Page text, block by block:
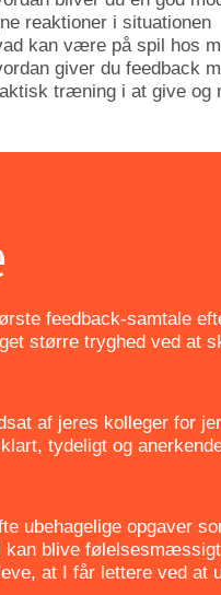
reaktioner i situationen
kan være på spil hos
giver du feedback
træning i at give og
feedback-samtale
større tryghed ved at
af jeres kolleger for
tydeligt og
ubehagelige opgaver
kan blive
at I får lettere ved at